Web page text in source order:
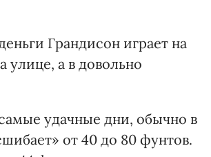
Грандисон играет на
улице, а в довольно
удачные дни, обычно в
от 40 до 80 фунтов.